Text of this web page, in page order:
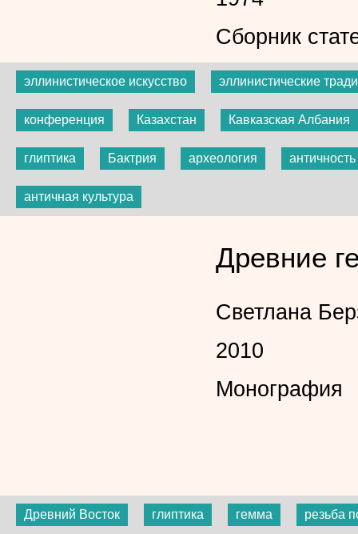
Сборник
эллинистическое искусство эллинистические
конференция Казахстан Кавказская Албания
глиптика Бактрия археология античность
античная культура
Древние
Светлана
2010
Монография
Древний Восток глиптика гемма резьба